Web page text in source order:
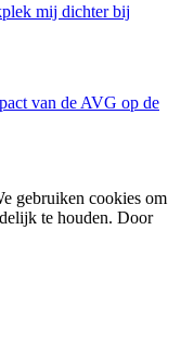
mij dichter bij
van de AVG op de
gebruiken cookies om
te houden. Door